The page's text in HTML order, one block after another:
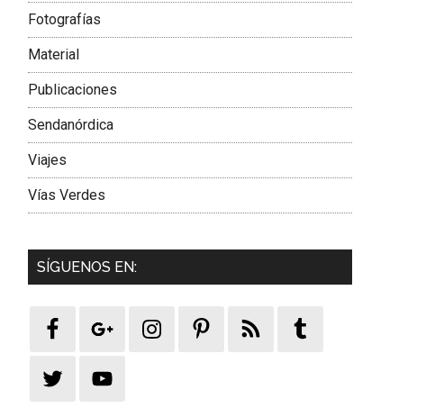
Fotografías
Material
Publicaciones
Sendanórdica
Viajes
Vías Verdes
SÍGUENOS EN: